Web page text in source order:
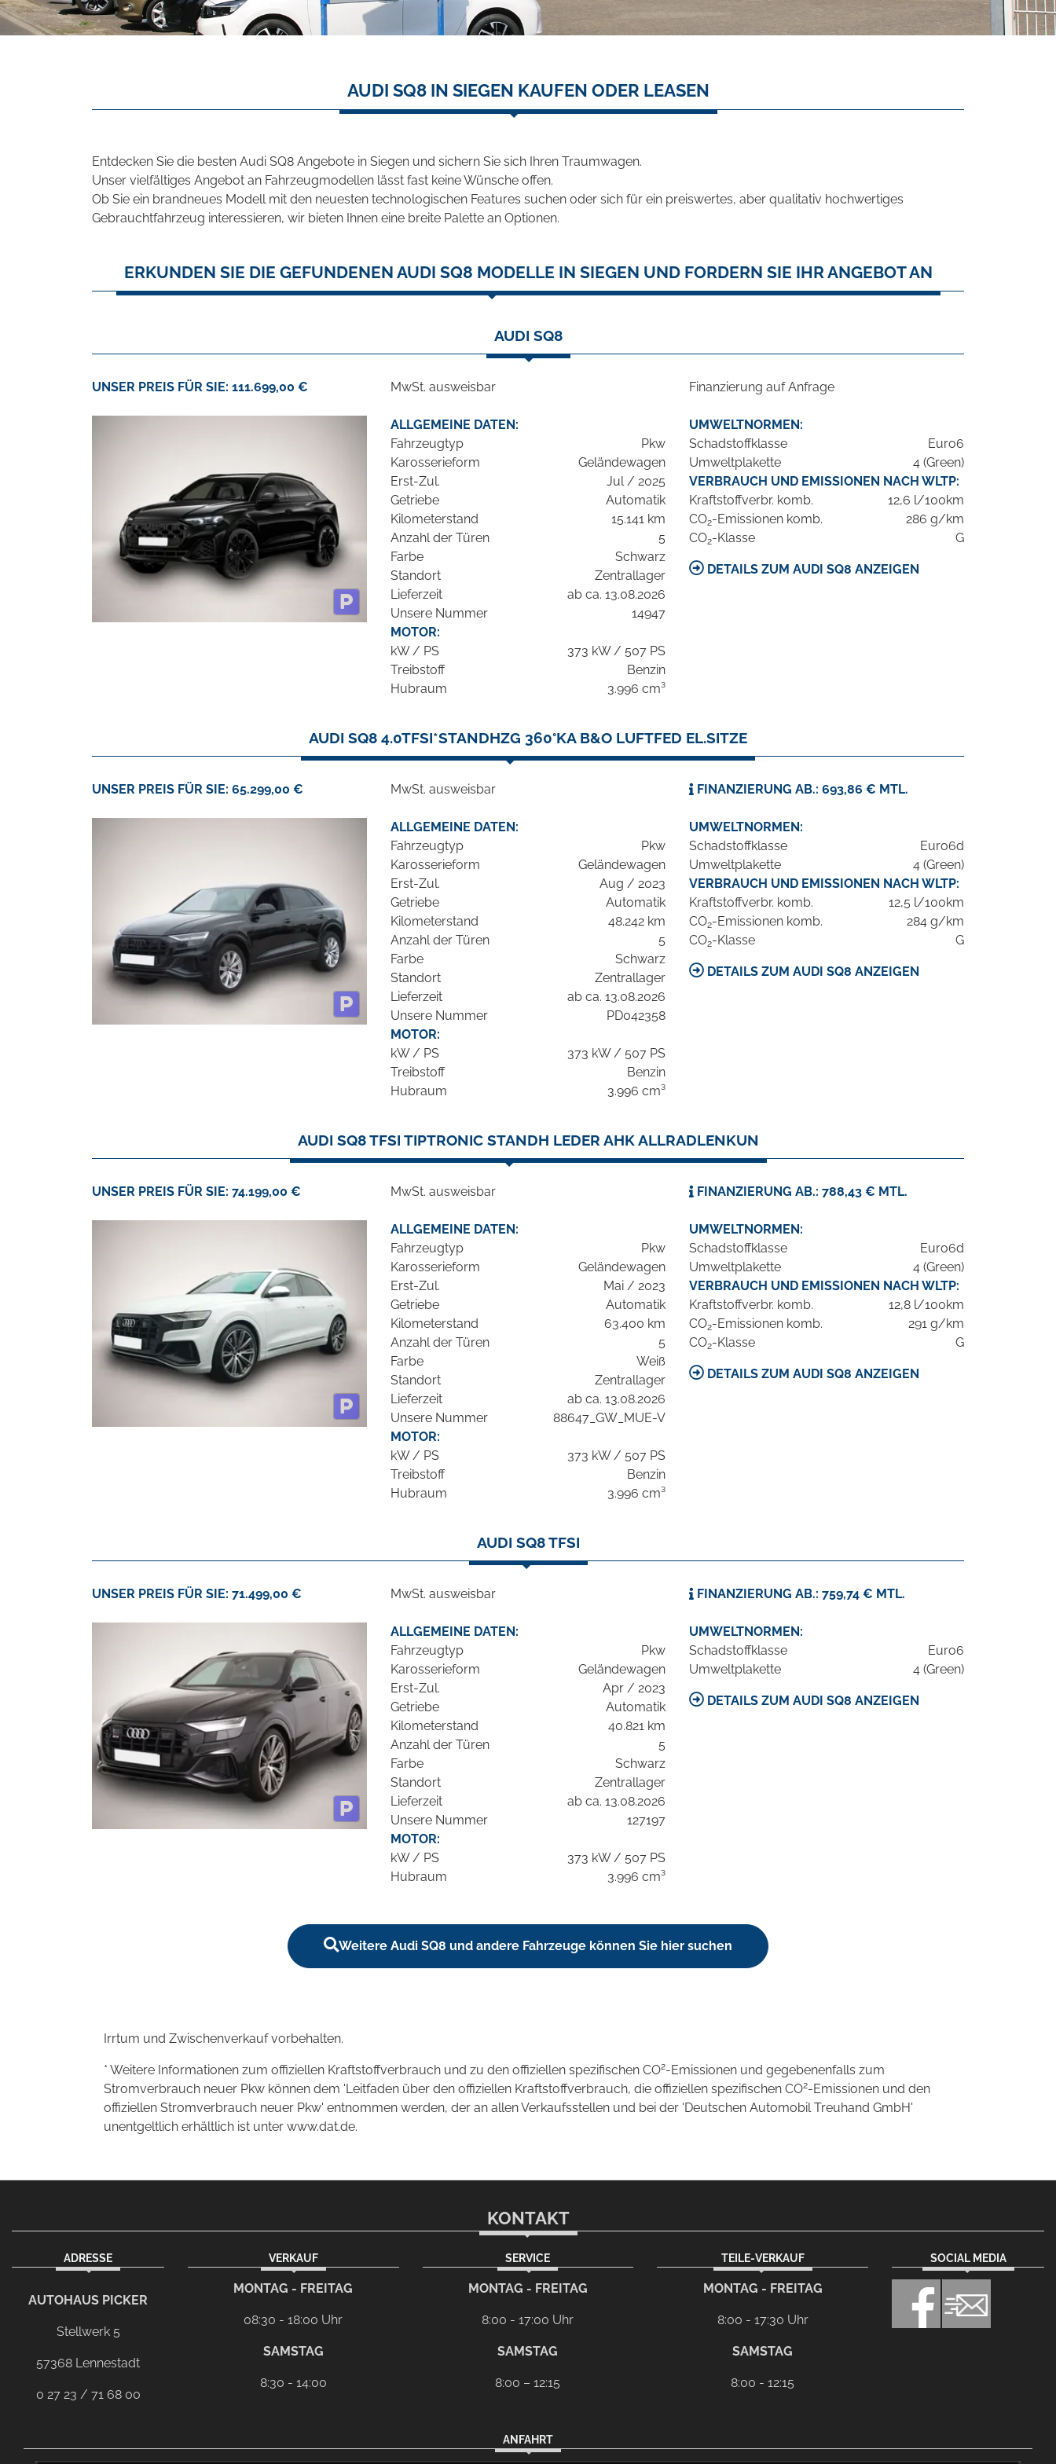
AUDI SQ8 IN SIEGEN KAUFEN ODER LEASEN
Entdecken Sie die besten Audi SQ8 Angebote in Siegen und sichern Sie sich Ihren Traumwagen.
Unser vielfältiges Angebot an Fahrzeugmodellen lässt fast keine Wünsche offen.
Ob Sie ein brandneues Modell mit den neuesten technologischen Features suchen oder sich für ein preiswertes, aber qualitativ hochwertiges
Gebrauchtfahrzeug interessieren, wir bieten Ihnen eine breite Palette an Optionen.
ERKUNDEN SIE DIE GEFUNDENEN AUDI SQ8 MODELLE IN SIEGEN UND FORDERN SIE IHR ANGEBOT AN
AUDI SQ8
UNSER PREIS FÜR SIE: 111.699,00 € MwSt. ausweisbar Finanzierung auf Anfrage
ALLGEMEINE DATEN:
Fahrzeugtyp
Pkw
Karosserieform
Geländewagen
Erst-Zul.
Jul / 2025
Getriebe
Automatik
Kilometerstand
15.141 km
Anzahl der Türen
5
Farbe
Schwarz
Standort
Zentrallager
Lieferzeit
ab ca. 13.08.2026
Unsere Nummer
14947
MOTOR:
kW / PS
373 kW / 507 PS
Treibstoff
Benzin
Hubraum
3.996 cm³
UMWELTNORMEN:
Schadstoffklasse
Euro6
Umweltplakette
4 (Green)
VERBRAUCH UND EMISSIONEN NACH WLTP:
Kraftstoffverbr. komb.
12,6 l/100km
CO2-Emissionen komb.
286 g/km
CO2-Klasse G
DETAILS ZUM AUDI SQ8 ANZEIGEN
AUDI SQ8 4.0TFSI*STANDHZG 360°KA B&O LUFTFED EL.SITZE
UNSER PREIS FÜR SIE: 65.299,00 € MwSt. ausweisbar FINANZIERUNG AB.: 693,86 € MTL.
ALLGEMEINE DATEN:
Fahrzeugtyp
Pkw
Karosserieform
Geländewagen
Erst-Zul.
Aug / 2023
Getriebe
Automatik
Kilometerstand
48.242 km
Anzahl der Türen
5
Farbe
Schwarz
Standort
Zentrallager
Lieferzeit
ab ca. 13.08.2026
Unsere Nummer
PD042358
MOTOR:
kW / PS
373 kW / 507 PS
Treibstoff
Benzin
Hubraum
3.996 cm³
UMWELTNORMEN:
Schadstoffklasse
Euro6d
Umweltplakette
4 (Green)
VERBRAUCH UND EMISSIONEN NACH WLTP:
Kraftstoffverbr. komb.
12,5 l/100km
CO2-Emissionen komb.
284 g/km
CO2-Klasse G
DETAILS ZUM AUDI SQ8 ANZEIGEN
AUDI SQ8 TFSI TIPTRONIC STANDH LEDER AHK ALLRADLENKUN
UNSER PREIS FÜR SIE: 74.199,00 € MwSt. ausweisbar FINANZIERUNG AB.: 788,43 € MTL.
ALLGEMEINE DATEN:
Fahrzeugtyp
Pkw
Karosserieform
Geländewagen
Erst-Zul.
Mai / 2023
Getriebe
Automatik
Kilometerstand
63.400 km
Anzahl der Türen
5
Farbe
Weiß
Standort
Zentrallager
Lieferzeit
ab ca. 13.08.2026
Unsere Nummer
88647_GW_MUE-V
MOTOR:
kW / PS
373 kW / 507 PS
Treibstoff
Benzin
Hubraum
3.996 cm³
UMWELTNORMEN:
Schadstoffklasse
Euro6d
Umweltplakette
4 (Green)
VERBRAUCH UND EMISSIONEN NACH WLTP:
Kraftstoffverbr. komb.
12,8 l/100km
CO2-Emissionen komb.
291 g/km
CO2-Klasse G
DETAILS ZUM AUDI SQ8 ANZEIGEN
AUDI SQ8 TFSI
UNSER PREIS FÜR SIE: 71.499,00 € MwSt. ausweisbar FINANZIERUNG AB.: 759,74 € MTL.
ALLGEMEINE DATEN:
Fahrzeugtyp
Pkw
Karosserieform
Geländewagen
Erst-Zul.
Apr / 2023
Getriebe
Automatik
Kilometerstand
40.821 km
Anzahl der Türen
5
Farbe
Schwarz
Standort
Zentrallager
Lieferzeit
ab ca. 13.08.2026
Unsere Nummer
127197
MOTOR:
kW / PS
373 kW / 507 PS
Hubraum
3.996 cm³
UMWELTNORMEN:
Schadstoffklasse
Euro6
Umweltplakette
4 (Green)
DETAILS ZUM AUDI SQ8 ANZEIGEN
Weitere Audi SQ8 und andere Fahrzeuge können Sie hier suchen
Irrtum und Zwischenverkauf vorbehalten.
* Weitere Informationen zum offiziellen Kraftstoffverbrauch und zu den offiziellen spezifischen CO2-Emissionen und gegebenenfalls zum
Stromverbrauch neuer Pkw können dem 'Leitfaden über den offiziellen Kraftstoffverbrauch, die offiziellen spezifischen CO2-Emissionen und den
offiziellen Stromverbrauch neuer Pkw' entnommen werden, der an allen Verkaufsstellen und bei der 'Deutschen Automobil Treuhand GmbH'
unentgeltlich erhältlich ist unter www.dat.de.
KONTAKT
ADRESSE
AUTOHAUS PICKER
Stellwerk 5
57368 Lennestadt
0 27 23 / 71 68 00
VERKAUF
MONTAG - FREITAG
08:30 - 18:00 Uhr
SAMSTAG
8:30 - 14:00
SERVICE
MONTAG - FREITAG
8:00 - 17:00 Uhr
SAMSTAG
8:00 – 12:15
TEILE-VERKAUF
MONTAG - FREITAG
8:00 - 17:30 Uhr
SAMSTAG
8:00 - 12:15
SOCIAL MEDIA
Dieser Link führt zu Ihrem eMail-Programm
ANFAHRT